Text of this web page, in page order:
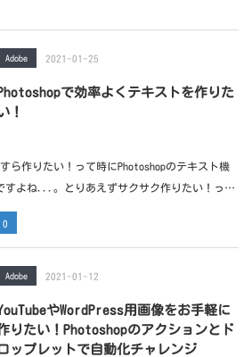
Adobe 2021-01-25
で効率よくテキストを作りた
！
ら作りたい！って時にPhotoshopのテキスト機
すよね...。とりあえずサクサク作りたい！って
0
Adobe 2021-01-12
やWordPress用画像をお手軽に
りたい！Photoshopのアクションとド
ップレットで自動化チャレンジ